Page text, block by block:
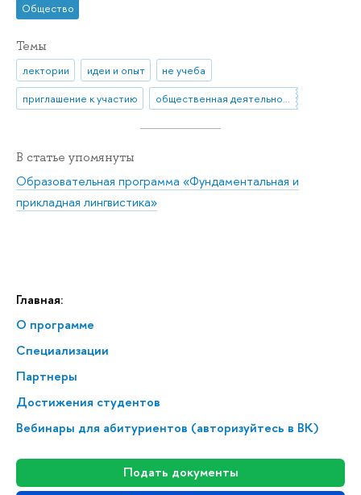
Главная:
О программе
Спе­ци­а­ли­за­ции
Партнеры
Достижения студентов
Вебинары для абитуриентов (авторизуйтесь в ВК)
Подать документы
Общество
Темы
лектории идеи и опыт
не учеба
приглашение к участию
общественная деятельность
В статье упомянуты
Образовательная программа «Фундаментальная и
прикладная лингвистика»